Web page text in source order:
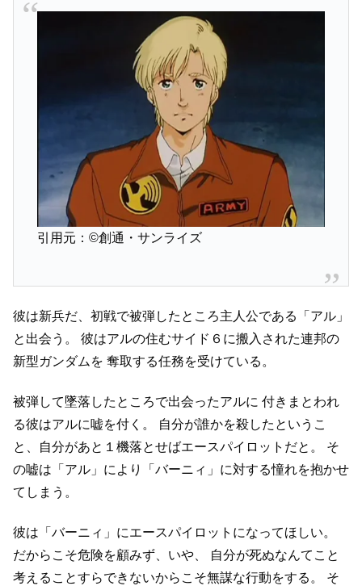
引用元：©創通・サンライズ
彼は新兵だ、初戦で被弾したところ主人公である「アル」
と出会う。
彼はアルの住むサイド６に搬入された連邦の
新型ガンダムを 奪取する任務を受けている。
被弾して墜落したところで出会ったアルに 付きまとわれ
る彼はアルに嘘を付く。
自分が誰かを殺したというこ
と、自分があと１機落とせばエースパイロットだと。
そ
の嘘は「アル」により「バーニィ」に対する憧れを抱かせ
てしまう。
彼は「バーニィ」にエースパイロットになってほしい。
だからこそ危険を顧みず、いや、
自分が死ぬなんてこと
考えることすらできないからこそ無謀な行動をする。
そ